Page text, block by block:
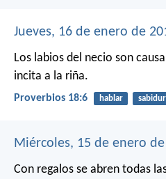
Jueves, 16 de enero de
Los labios del necio son
incita a la riña.
Proverbios 18:6 hablar
Miércoles, 15 de enero
Con regalos se abren todas